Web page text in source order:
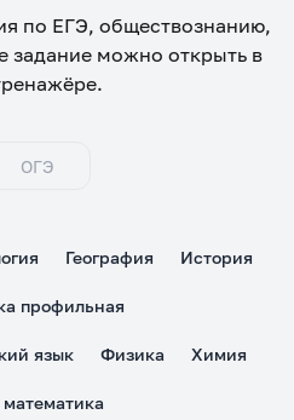
по ЕГЭ, обществознанию,
задание можно открыть в
ОГЭ
География История
профильная
язык Физика Химия
математика